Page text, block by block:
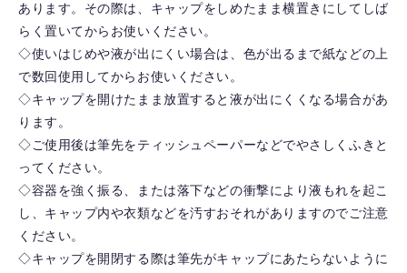
あります。その際は、キャップをしめたまま横置きにしてしば
らく置いてからお使いください。
◇使いはじめや液が出にくい場合は、色が出るまで紙などの上
で数回使用してからお使いください。
◇キャップを開けたまま放置すると液が出にくくなる場合があ
ります。
◇ご使用後は筆先をティッシュペーパーなどでやさしくふきと
ってください。
◇容器を強く振る、または落下などの衝撃により液もれを起こ
し、キャップ内や衣類などを汚すおそれがありますのでご注意
ください。
◇キャップを開閉する際は筆先がキャップにあたらないように